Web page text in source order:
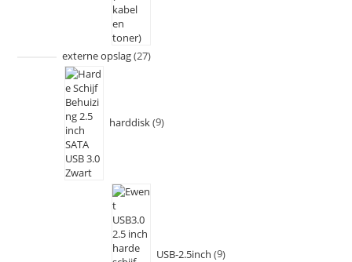
externe opslag 27
harddisk 9
USB-2.5inch 9